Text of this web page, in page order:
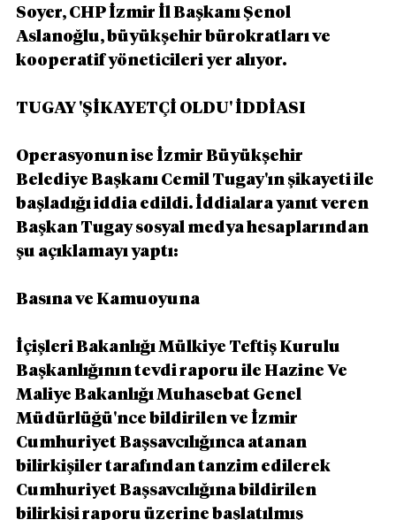
Soyer, CHP İzmir İl Başkanı Şenol
Aslanoğlu, büyükşehir bürokratları ve
kooperatif yöneticileri yer alıyor.
TUGAY 'ŞİKAYETÇİ OLDU' İDDİASI
Operasyonun ise İzmir Büyükşehir
Belediye Başkanı Cemil Tugay'ın şikayeti ile
başladığı iddia edildi. İddialara yanıt veren
Başkan Tugay sosyal medya hesaplarından
şu açıklamayı yaptı:
Basına ve Kamuoyuna
İçişleri Bakanlığı Mülkiye Teftiş Kurulu
Başkanlığının tevdi raporu ile Hazine Ve
Maliye Bakanlığı Muhasebat Genel
Müdürlüğü'nce bildirilen ve İzmir
Cumhuriyet Başsavcılığınca atanan
bilirkişiler tarafından tanzim edilerek
Cumhuriyet Başsavcılığına bildirilen
bilirkişi raporu üzerine başlatılmış